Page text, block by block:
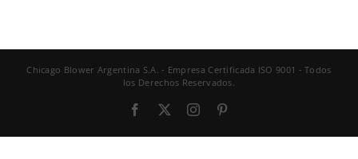
Chicago Blower Argentina S.A. - Empresa Certificada ISO 9001 - Todos
los Derechos Reservados.
Facebook Instagram